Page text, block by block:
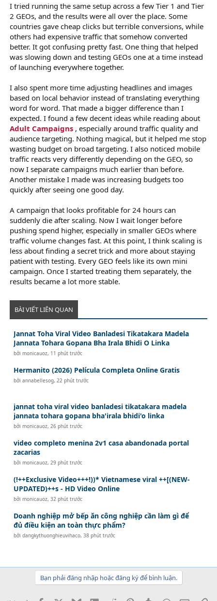
I tried running the same setup across a few Tier 1 and Tier
2 GEOs, and the results were all over the place. Some
countries gave cheap clicks but terrible conversions, while
others had expensive traffic that somehow converted
better. It got confusing pretty fast. One thing that helped
was slowing down and testing GEOs one at a time instead
of launching everywhere together.
I also spent more time adjusting headlines and images
based on local behavior instead of translating everything
word for word. That made a bigger difference than I
expected. I found a few decent ideas while reading about
Adult Campaigns , especially around traffic quality and
audience targeting. Nothing magical, but it helped me stop
wasting budget on broad targeting. I also noticed mobile
traffic reacts very differently depending on the GEO, so
now I separate campaigns much earlier than before.
Another mistake I made was increasing budgets too
quickly after seeing one good day.
A campaign that looks profitable for 24 hours can
suddenly die after scaling. Now I wait longer before
pushing spend higher, especially in smaller GEOs where
traffic volume changes fast. At this point, I think scaling is
less about finding a secret trick and more about staying
patient with testing. Every GEO feels like its own mini
campaign. Once I started treating them separately, the
results became a lot more stable.
BÀI VIẾT LIÊN QUAN
Jannat Toha Viral Video Banladesi Tikatakara Madela
Jannata Tohara Gopana Bha Irala Bhidi O Linka
bởimonicauoz, 11 phút trước
Hermanito (2026) Película Completa Online Gratis
bởiannabellesog, 22 phút trước
jannat toha viral video banladesi tikatakara madela
jannata tohara gopana bha'irala bhidi'o linka
bởimonicauoz, 26 phút trước
video completo menina 2v1 casa abandonada portal
zacarias
bởimonicauoz, 29 phút trước
(!++Exclusive Video+++!))* Vietnamese viral ++[(NEW-
UPDATED)++s - HD Video Online
bởimonicauoz,32 phút trước
Doanh nghiệp mở bếp ăn công nghiệp cần làm gì để
đủ điều kiện an toàn thực phẩm?
bởidangkythuonghieuvihaco,38 phút trước
Bạn phải đăng nhập hoặc đăng ký để bình luận.